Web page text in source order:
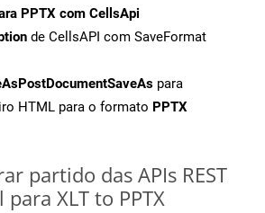
PPTX com CellsApi
de CellsAPI com SaveFormat
para
HTML para o formato PPTX
partido das APIs REST
XLT to PPTX